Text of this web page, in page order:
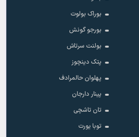
بوراک بولوت
بورجو گونش
بولنت سرتاش
پتک دینچوز
پهلوان حالمرادف
پینار دارجان
تان تاشچی
توبا یورت